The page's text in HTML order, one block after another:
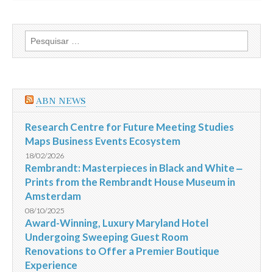
Pesquisar
por:
ABN NEWS
Research Centre for Future Meeting Studies
Maps Business Events Ecosystem
18/02/2026
Rembrandt: Masterpieces in Black and White ‒
Prints from the Rembrandt House Museum in
Amsterdam
08/10/2025
Award-Winning, Luxury Maryland Hotel
Undergoing Sweeping Guest Room
Renovations to Offer a Premier Boutique
Experience